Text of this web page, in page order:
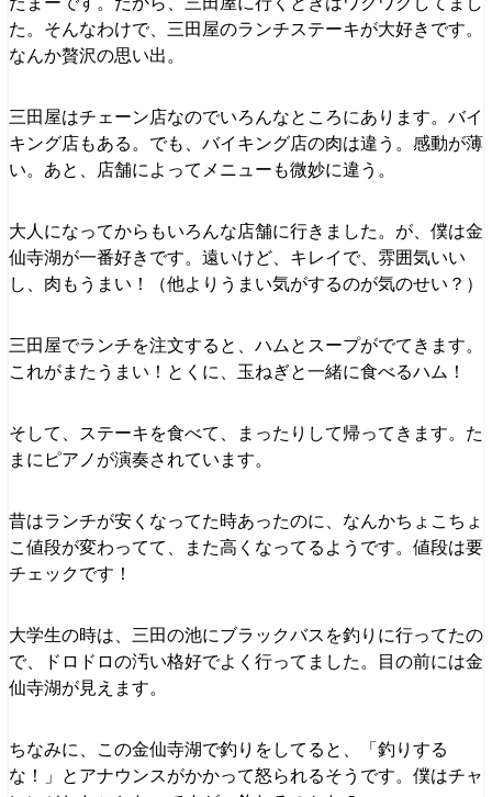
た。そんなわけで、三田屋のランチステーキが大好きです。
なんか贅沢の思い出。
三田屋はチェーン店なのでいろんなところにあります。バイ
キング店もある。でも、バイキング店の肉は違う。感動が薄
い。あと、店舗によってメニューも微妙に違う。
大人になってからもいろんな店舗に行きました。が、僕は金
仙寺湖が一番好きです。遠いけど、キレイで、雰囲気いい
し、肉もうまい！（他よりうまい気がするのが気のせい？）
三田屋でランチを注文すると、ハムとスープがでてきます。
これがまたうまい！とくに、玉ねぎと一緒に食べるハム！
そして、ステーキを食べて、まったりして帰ってきます。た
まにピアノが演奏されています。
昔はランチが安くなってた時あったのに、なんかちょこちょ
こ値段が変わってて、また高くなってるようです。値段は要
チェックです！
大学生の時は、三田の池にブラックバスを釣りに行ってたの
で、ドロドロの汚い格好でよく行ってました。目の前には金
仙寺湖が見えます。
ちなみに、この金仙寺湖で釣りをしてると、「釣りする
な！」とアナウンスがかかって怒られるそうです。僕はチャ